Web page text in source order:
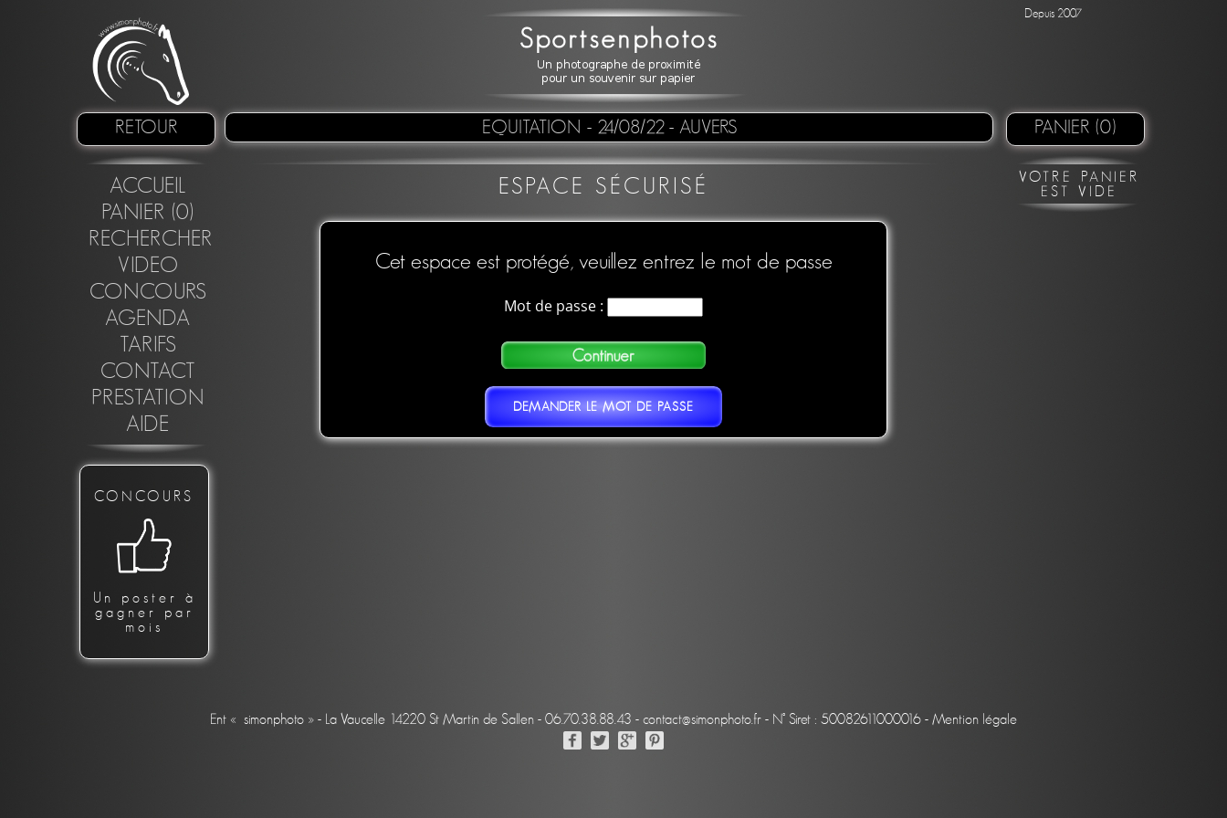
Depuis 2007
RETOUR EQUITATION - 24/08/22 - AUVERS PANIER (0)
ACCUEIL
PANIER (0)
RECHERCHER
VIDEO
CONCOURS
AGENDA
TARIFS
CONTACT
PRESTATION
AIDE
CONCOURS
Un poster à
gagner par
mois
ESPACE SÉCURISÉ
Cet espace est protégé, veuillez entrez le mot de passe
Mot de passe :
DEMANDER LE MOT DE PASSE
VOTRE PANIER
EST VIDE
Ent « simonphoto » - La Vaucelle 14220 St Martin de Sallen - 06.70.38.88.43 - contact@simonphoto.fr - N° Siret : 50082611000016 - Mention légale